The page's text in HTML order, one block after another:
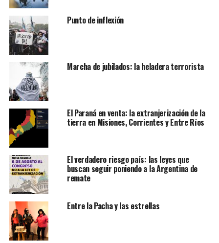
Punto de inflexión
Marcha de jubilados: la heladera terrorista
El Paraná en venta: la extranjerización de la
tierra en Misiones, Corrientes y Entre Ríos
El verdadero riesgo país: las leyes que
buscan seguir poniendo a la Argentina de
remate
Entre la Pacha y las estrellas